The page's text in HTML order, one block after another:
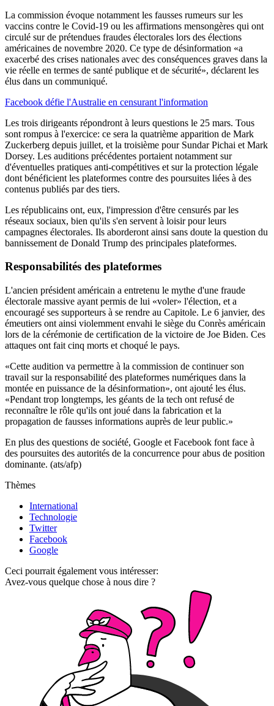
La commission évoque notamment les fausses rumeurs sur les
vaccins contre le Covid-19 ou les affirmations mensongères qui ont
circulé sur de prétendues fraudes électorales lors des élections
américaines de novembre 2020. Ce type de désinformation «a
exacerbé des crises nationales avec des conséquences graves dans la
vie réelle en termes de santé publique et de sécurité», déclarent les
élus dans un communiqué.
Facebook défie l'Australie en censurant l'information
Les trois dirigeants répondront à leurs questions le 25 mars. Tous
sont rompus à l'exercice: ce sera la quatrième apparition de Mark
Zuckerberg depuis juillet, et la troisième pour Sundar Pichai et Mark
Dorsey. Les auditions précédentes portaient notamment sur
d'éventuelles pratiques anti-compétitives et sur la protection légale
dont bénéficient les plateformes contre des poursuites liées à des
contenus publiés par des tiers.
Les républicains ont, eux, l'impression d'être censurés par les
réseaux sociaux, bien qu'ils s'en servent à loisir pour leurs
campagnes électorales. Ils aborderont ainsi sans doute la question du
bannissement de Donald Trump des principales plateformes.
Responsabilités des plateformes
L'ancien président américain a entretenu le mythe d'une fraude
électorale massive ayant permis de lui «voler» l'élection, et a
encouragé ses supporteurs à se rendre au Capitole. Le 6 janvier, des
émeutiers ont ainsi violemment envahi le siège du Conrès américain
lors de la cérémonie de certification de la victoire de Joe Biden. Ces
attaques ont fait cinq morts et choqué le pays.
«Cette audition va permettre à la commission de continuer son
travail sur la responsabilité des plateformes numériques dans la
montée en puissance de la désinformation», ont ajouté les élus.
«Pendant trop longtemps, les géants de la tech ont refusé de
reconnaître le rôle qu'ils ont joué dans la fabrication et la
propagation de fausses informations auprès de leur public.»
En plus des questions de société, Google et Facebook font face à
des poursuites des autorités de la concurrence pour abus de position
dominante. (ats/afp)
Thèmes
International
Technologie
Twitter
Facebook
Google
Ceci pourrait également vous intéresser:
Avez-vous quelque chose à nous dire ?